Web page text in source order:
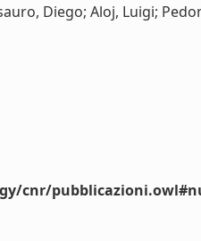
Diego; Aloj, Luigi;
cnr/